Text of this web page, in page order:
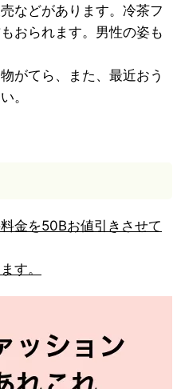
などがあります。冷茶フ
おられます。男性の姿も
がてら、また、最近おう
。
金を50Bお値引きさせて
す。